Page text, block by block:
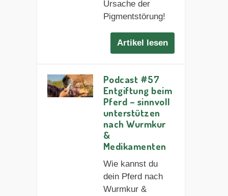
Ursache der
Pigmentstörung!
Artikel lesen
Podcast #57
Entgiftung beim
Pferd – sinnvoll
unterstützen
nach Wurmkur
&
Medikamenten
Wie kannst du
dein Pferd nach
Wurmkur &